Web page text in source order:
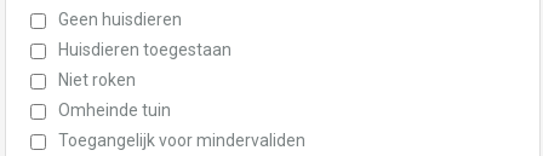
Geen huisdieren
Huisdieren toegestaan
Niet roken
Omheinde tuin
Toegangelijk voor mindervaliden